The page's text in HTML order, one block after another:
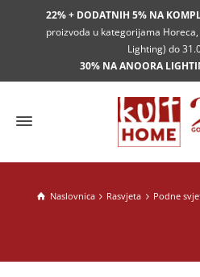
22% + DODATNIH 5% NA
proizvoda u kategorijama
Lighting) do
30% NA ANOORA
Naslovnica Rasvjeta Podne